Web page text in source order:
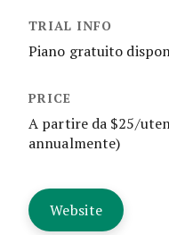
Piano gratuito
A partire da $25/
annualmente)
Website